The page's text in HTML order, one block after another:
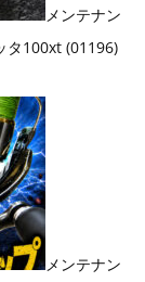
メンテナン
タ100xt (01196)
メンテナン